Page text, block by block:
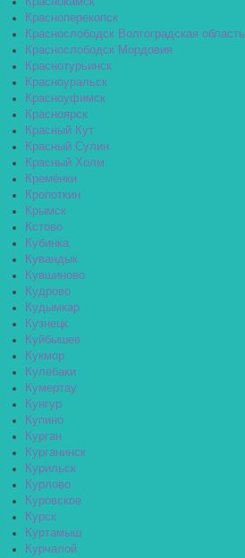
Красноперекопск
Краснослободск Волгоградская область
Краснослободск Мордовия
Краснотурьинск
Красноуральск
Красноуфимск
Красноярск
Красный Кут
Красный Сулин
Красный Холм
Кремёнки
Кропоткин
Крымск
Кстово
Кубинка
Кувандык
Кувшиново
Кудрово
Кудымкар
Кузнецк
Куйбышев
Кукмор
Кулебаки
Кумертау
Кунгур
Купино
Курган
Курганинск
Курильск
Курлово
Куровское
Курск
Куртамыш
Курчалой